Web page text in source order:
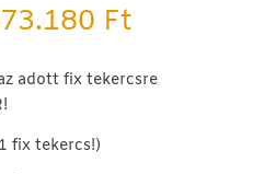
Ft
-
573.180
adott fix tekercsre
fix tekercs!)